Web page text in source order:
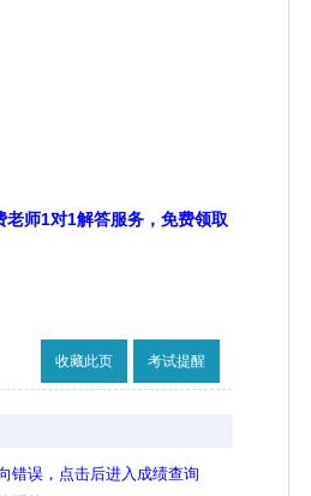
老师1对1解答服务，免费领取
收藏此页 考试提醒
错误，点击后进入成绩查询